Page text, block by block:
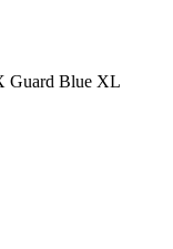
Guard Blue XL